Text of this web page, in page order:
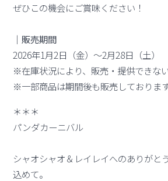
ぜひこの機会にご賞味ください！
｜販売期間
2026年1月2日（金）～2月28日（土）
※在庫状況により、販売・提供できな
※一部商品は期間後も販売しておりま
＊＊＊
パンダカーニバル
シャオシャオ＆レイレイへのありがと
込めて。